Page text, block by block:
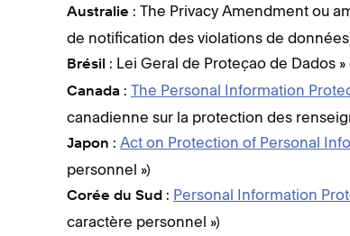
Australie : The Privacy Amendment ou
de notification des violations de
Brésil : Lei Geral de Proteçao de Dados
Canada : The Personal Information
canadienne sur la protection des
Japon : Act on Protection of Personal
personnel »)
Corée du Sud : Personal Information
caractère personnel »)